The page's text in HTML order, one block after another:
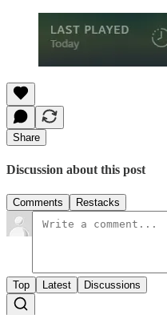
Share
Discussion about this post
Comments Restacks
Top Latest Discussions